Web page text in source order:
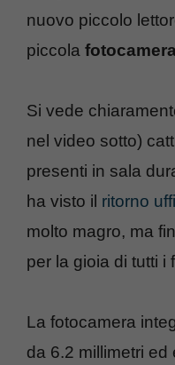
nuovo piccolo
piccola
Si vede
nel video sotto)
presenti in sala
ha visto il ritorno
molto magro, ma
per la gioia di tutti i
La fotocamera
da 6.2 millimetri ed